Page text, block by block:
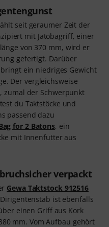
seit geraumer Zeit der
mit Jatobagriff, einer
von 370 mm, wird er
gefertigt. Darüber
ein niedriges Gewicht
Der vergleichsweise
zumal der Schwerpunkt
du Taktstöcke und
passend dazu
for 2 Batons, ein
mit Innenfutter aus
verpackt
Gewa Taktstock 912516
ist ebenfalls
einen Griff aus Kork
mm. Vom Aufbau gehört